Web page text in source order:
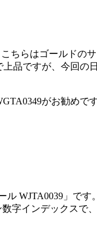
ちらはゴールド
品ですが、今回の
がお勧めです
WJTA0039」で
字インデックス